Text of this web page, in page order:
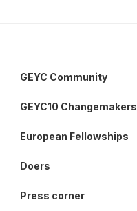
GEYC Community
GEYC10 Changemakers
European Fellowships
Doers
Press corner